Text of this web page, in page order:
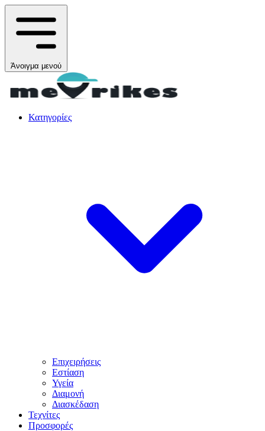
Άνοιγμα μενού
Κατηγορίες
Επιχειρήσεις
Εστίαση
Υγεία
Διαμονή
Διασκέδαση
Τεχνίτες
Προσφορές